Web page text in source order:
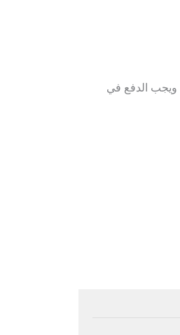
ويجب الدفع في